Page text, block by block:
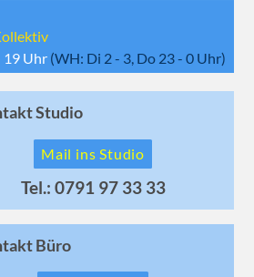
19 Uhr (WH: Di 2 - 3, Do 23 - 0 Uhr)
Studio
Mail ins Studio
Tel.: 0791 97 33 33
Büro